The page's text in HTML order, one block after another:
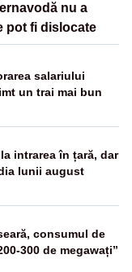
nu a
pot fi dislocate
salariului
un trai mai bun
intrarea în țară, dar
lunii august
consumul de
300 de megawați”